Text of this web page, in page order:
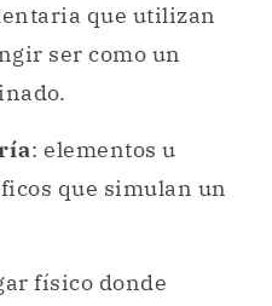
que utilizan
ser como un
: elementos u
que simulan un
físico donde